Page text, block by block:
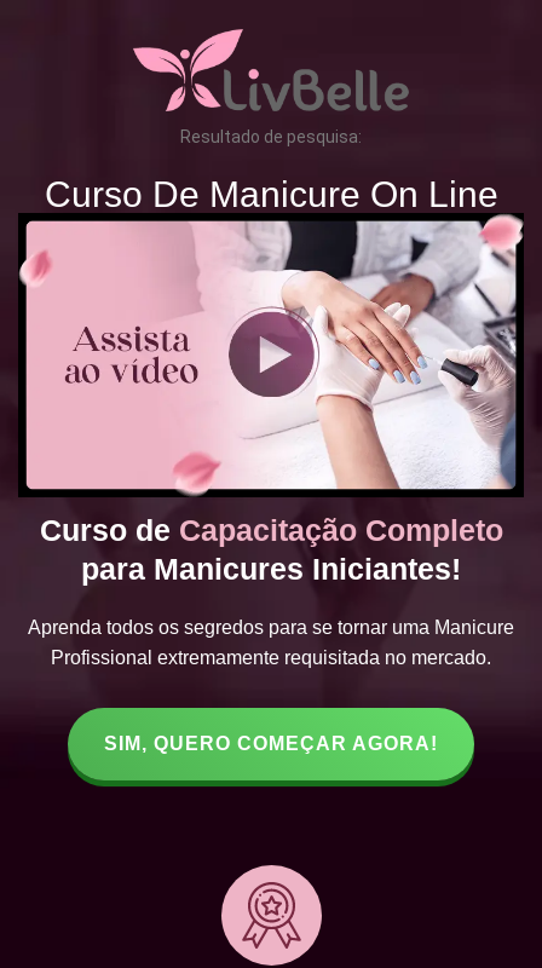
Resultado de pesquisa:
Curso De Manicure On Line
Curso de Capacitação Completo
para Manicures Iniciantes!
Aprenda todos os segredos para se tornar uma Manicure
Profissional extremamente requisitada no mercado.
SIM, QUERO COMEÇAR AGORA!